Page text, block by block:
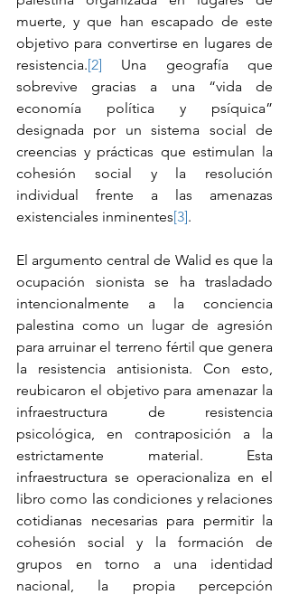
muerte, y que han escapado de este
objetivo para convertirse en lugares de
resistencia.[2] Una geografía que
sobrevive gracias a una “vida de
economía política y psíquica”
designada por un sistema social de
creencias y prácticas que estimulan la
cohesión social y la resolución
individual frente a las amenazas
existenciales inminentes[3].
El argumento central de Walid es que la
ocupación sionista se ha trasladado
intencionalmente a la conciencia
palestina como un lugar de agresión
para arruinar el terreno fértil que genera
la resistencia antisionista. Con esto,
reubicaron el objetivo para amenazar la
infraestructura de resistencia
psicológica, en contraposición a la
estrictamente material. Esta
infraestructura se operacionaliza en el
libro como las condiciones y relaciones
cotidianas necesarias para permitir la
cohesión social y la formación de
grupos en torno a una identidad
nacional, la propia percepción